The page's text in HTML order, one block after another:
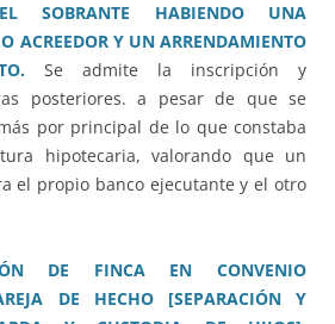
SOBRANTE HABIENDO UNA
ACREEDOR Y UN ARRENDAMIENTO
Se admite la inscripción y
posteriores. a pesar de que se
por principal de lo que constaba
hipotecaria, valorando que un
el propio banco ejecutante y el otro
DE FINCA EN CONVENIO
DE HECHO [SEPARACIÓN Y